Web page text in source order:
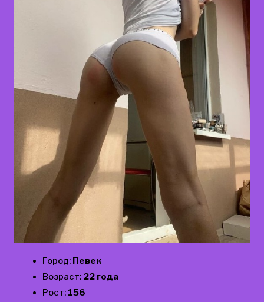
Город: Певек
Возраст: 22 года
Рост: 156